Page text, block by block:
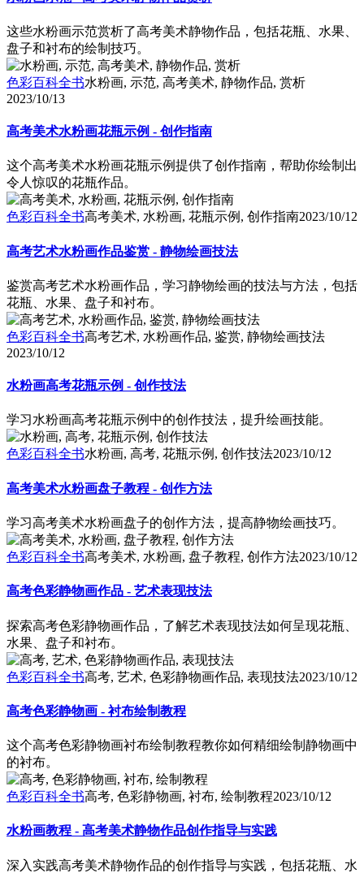
这些水粉画示范赏析了高考美术静物作品，包括花瓶、水果、
盘子和衬布的绘制技巧。
色彩百科全书水粉画, 示范, 高考美术, 静物作品, 赏析
2023/10/13
高考美术水粉画花瓶示例 - 创作指南
这个高考美术水粉画花瓶示例提供了创作指南，帮助你绘制出
令人惊叹的花瓶作品。
色彩百科全书高考美术, 水粉画, 花瓶示例, 创作指南2023/10/12
高考艺术水粉画作品鉴赏 - 静物绘画技法
鉴赏高考艺术水粉画作品，学习静物绘画的技法与方法，包括
花瓶、水果、盘子和衬布。
色彩百科全书高考艺术, 水粉画作品, 鉴赏, 静物绘画技法
2023/10/12
水粉画高考花瓶示例 - 创作技法
学习水粉画高考花瓶示例中的创作技法，提升绘画技能。
色彩百科全书水粉画, 高考, 花瓶示例, 创作技法2023/10/12
高考美术水粉画盘子教程 - 创作方法
学习高考美术水粉画盘子的创作方法，提高静物绘画技巧。
色彩百科全书高考美术, 水粉画, 盘子教程, 创作方法2023/10/12
高考色彩静物画作品 - 艺术表现技法
探索高考色彩静物画作品，了解艺术表现技法如何呈现花瓶、
水果、盘子和衬布。
色彩百科全书高考, 艺术, 色彩静物画作品, 表现技法2023/10/12
高考色彩静物画 - 衬布绘制教程
这个高考色彩静物画衬布绘制教程教你如何精细绘制静物画中
的衬布。
色彩百科全书高考, 色彩静物画, 衬布, 绘制教程2023/10/12
水粉画教程 - 高考美术静物作品创作指导与实践
深入实践高考美术静物作品的创作指导与实践，包括花瓶、水